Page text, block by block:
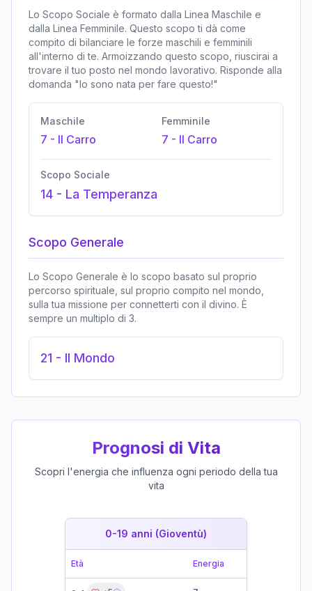
Lo Scopo Sociale è formato dalla Linea Maschile e
dalla Linea Femminile. Questo scopo ti dà come
compito di bilanciare le forze maschili e femminili
all'interno di te. Armoizzando questo scopo, riuscirai a
trovare il tuo posto nel mondo lavorativo. Risponde alla
domanda "Io sono nata per fare questo!"
Maschile
7 - Il Carro
Femminile
7 - Il Carro
Scopo Sociale
14 - La Temperanza
Scopo Generale
Lo Scopo Generale è lo scopo basato sul proprio
percorso spirituale, sul proprio compito nel mondo,
sulla tua missione per connetterti con il divino. È
sempre un multiplo di 3.
21 - Il Mondo
Prognosi di Vita
Scopri l'energia che influenza ogni periodo della tua
vita
0-19 anni (Gioventù)
Età Energia